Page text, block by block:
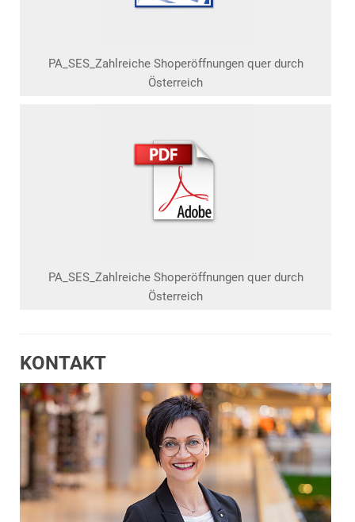
PA_SES_Zahlreiche Shoperöffnungen quer durch
Österreich
PA_SES_Zahlreiche Shoperöffnungen quer durch
Österreich
KONTAKT